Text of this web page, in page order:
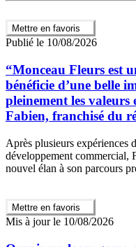
Mettre en favoris
Publié le 10/08/2026
“Monceau Fleurs est
bénéficie d’une belle
pleinement les
Fabien, franchisé du
Après plusieurs expériences
développement commercial,
nouvel élan à son parcours
Mettre en favoris
Mis à jour le 10/08/2026